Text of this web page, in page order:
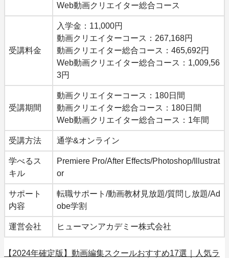
Web動画クリエイター総合コース
受講料金
入学金：11,000円
動画クリエイターコース：267,168円
動画クリエイター総合コース：465,692円
Web動画クリエイター総合コース：1,009,56
3円
受講期間
動画クリエイターコース：180日間
動画クリエイター総合コース：180日間
Web動画クリエイター総合コース：1年間
受講方法 通学&オンライン
学べるス
キル
Premiere Pro/After Effects/Photoshop/Illustrat
or
サポート
内容
転職サポート/動画教材見放題/質問し放題/Ad
obe学割
運営会社 ヒューマンアカデミー株式会社
【2024年確定版】動画編集スクールおすすめ17選｜人気ラ